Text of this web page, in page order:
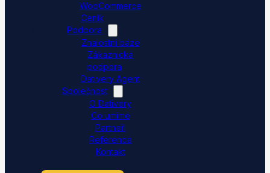
WooCommerce
Ceník
Podpora
Znalostní báze
Zákaznická
podpora
Dativery Agent
Společnost
O Dativery
Co umíme
Partneři
Reference
Kontakt